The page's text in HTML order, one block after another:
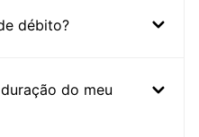
débito?
do meu